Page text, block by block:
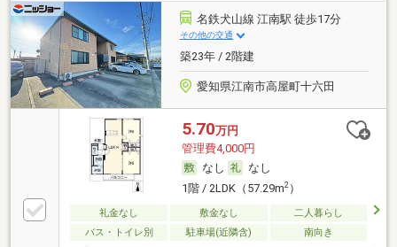
名鉄犬山線 江南駅 徒歩17分
その他の交通
築23年 / 2階建
愛知県江南市高屋町十六田
5.70万円
管理費4,000円
なし
なし
1階 / 2LDK（57.29m2）
礼金なし 敷金なし
二人暮らし
バス・トイレ別
駐車場(近隣含) 南向き